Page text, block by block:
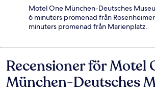
Motel One München-Deutsches
6 minuters promenad från
minuters promenad från Marienplatz.
Recensioner
Recensioner för Motel
München-Deutsches